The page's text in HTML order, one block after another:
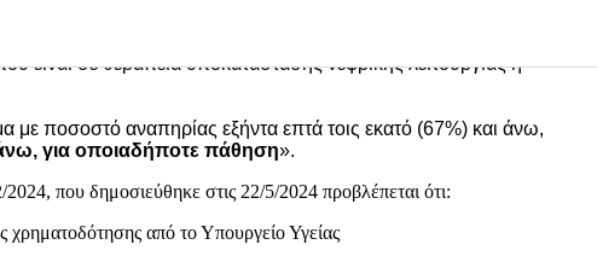
είναι σε θεραπεία υποκατάστασης νεφρικής λειτουργίας ή
με ποσοστό αναπηρίας εξήντα επτά τοις εκατό (67%) και άνω,
για οποιαδήποτε πάθηση».
που δημοσιεύθηκε στις 22/5/2024 προβλέπεται ότι:
χρηματοδότησης από το Υπουργείο Υγείας